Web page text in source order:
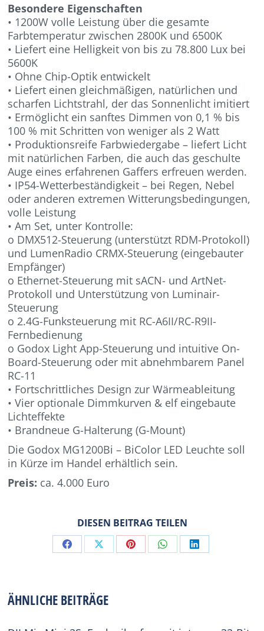
Besondere Eigenschaften
• 1200W volle Leistung über die gesamte
Farbtemperatur zwischen 2800K und 6500K
• Liefert eine Helligkeit von bis zu 78.800 Lux bei
5600K
• Ohne Chip-Optik entwickelt
• Liefert einen gleichmäßigen, natürlichen und
scharfen Lichtstrahl, der das Sonnenlicht imitiert
• Ermöglicht ein sanftes Dimmen von 0,1 % bis
100 % mit Schritten von weniger als 2 Watt
• Produktionsreife Farbwiedergabe – liefert Licht
mit natürlichen Farben, die auch das geschulte
Auge eines erfahrenen Gaffers erfreuen werden.
• IP54-Wetterbeständigkeit – bei Regen, Nebel
oder anderen extremen Witterungsbedingungen,
volle Leistung
• Am Set, unter Kontrolle:
o DMX512-Steuerung (unterstützt RDM-Protokoll)
und LumenRadio CRMX-Steuerung (eingebauter
Empfänger)
o Ethernet-Steuerung mit sACN- und ArtNet-
Protokoll und Unterstützung von Luminair-
Steuerung
o 2.4G-Funksteuerung mit RC-A6II/RC-R9II-
Fernbedienung
o Godox Light App-Steuerung und intuitive On-
Board-Steuerung oder mit abnehmbarem Panel
RC-11
• Fortschrittliches Design zur Wärmeableitung
• Vier optionale Dimmkurven & elf eingebaute
Lichteffekte
• Brandneue G-Halterung (G-Mount)
Die Godox MG1200Bi – BiColor LED Leuchte soll
in Kürze im Handel erhältlich sein.
Preis: ca. 4.000 Euro
DIESEN BEITRAG TEILEN
Share Share Share Share Share
ÄHNLICHE BEITRÄGE